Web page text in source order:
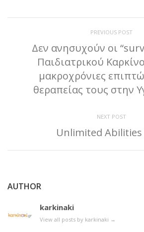
PREVIOUS POST
Δεν ανησυχούν οι
Παιδιατρικού
μακροχρόνιες
θεραπείας τους στην
NEXT POST
Unlimited Abilities
AUTHOR
karkinaki
View all posts by karkinaki →